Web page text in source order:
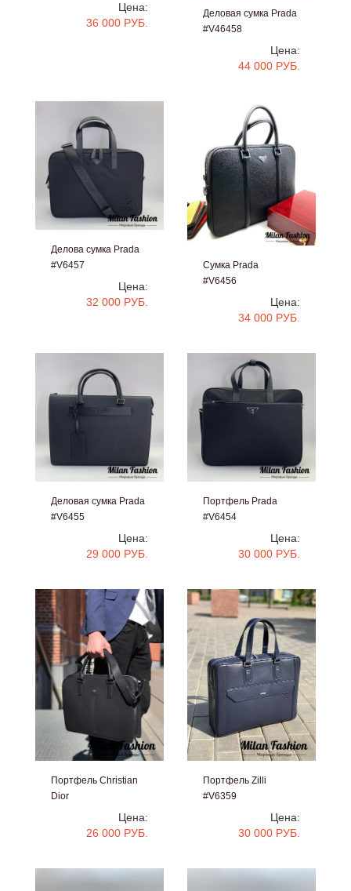
Цена:
36 000 РУБ.
Деловая сумка Prada
#V46458
Цена:
44 000 РУБ.
Делова сумка Prada
#V6457
Цена:
32 000 РУБ.
Сумка Prada
#V6456
Цена:
34 000 РУБ.
Деловая сумка Prada
#V6455
Цена:
29 000 РУБ.
Портфель Prada
#V6454
Цена:
30 000 РУБ.
Портфель Christian
Dior
Цена:
26 000 РУБ.
Портфель Zilli
#V6359
Цена:
30 000 РУБ.